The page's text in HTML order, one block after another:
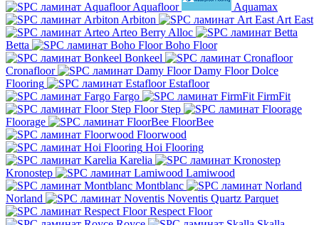
Aquafloor
Aquamax
Arbiton
Art East
Arteo Berry Alloc
Betta
Boho Floor
Bonkeel
Cronafloor
Damy Floor Dolce
Flooring
Estafloor
Fargo
FirmFit
Floor Step
Floorage
FloorBee
Floorwood
Hoi Flooring
Karelia
Kronostep
Lamiwood
Montblanc
Norland
Noventis Quartz Parquet
Respect Floor